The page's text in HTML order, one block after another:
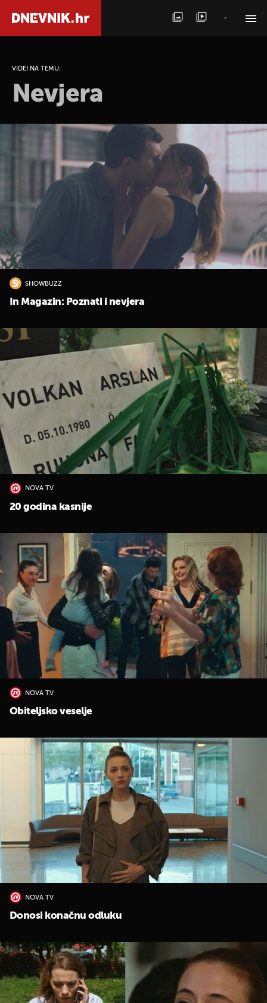
VIDEI NA TEMU:
Nevjera
SHOWBUZZ
In Magazin: Poznati i nevjera
NOVA TV
20 godina kasnije
NOVA TV
Obiteljsko veselje
NOVA TV
Donosi konačnu odluku